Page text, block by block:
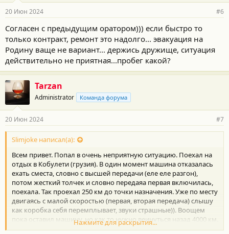
20 Июн 2024 #6
Согласен с предыдущим оратором))) если быстро то
только контракт, ремонт это надолго... эвакуация на
Родину ваще не вариант... держись дружище, ситуация
действительно не приятная...пробег какой?
Tarzan
Administrator Команда форума
20 Июн 2024 #7
Slimjoke написал(а):
Всем привет. Попал в очень неприятную ситуацию. Поехал на
отдых в Кобулети (грузия). В один момент машина отказалась
ехать сместа, словно с высшей передачи (еле еле разгон),
потом жесткий толчек и словно передаяа первая включилась,
поехала. Так проехал 250 км до точки назначения. Уже по месту
двигаясь с малой скоростью (первая, вторая передача) слышу
как коробка себя перемплывает, звуки страшные)). Воощем
пока оставил машину, но как то нужно веинуться назад 4000 км.
Не знаю куда податься, может здесь найду кто что подскажет!
Нажмите для раскрытия...